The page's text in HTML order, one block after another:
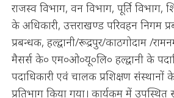
राजस्व विभाग, वन विभाग, पूर्ति विभाग,
के अधिकारी, उत्तराखण्ड परिवहन निगम
प्रबन्धक, हल्द्वानी/रूद्रपुर/काठगोदाम /
मैसर्स के० एम०ओ०यू०लि० हल्द्वानी के
पदाधिकारी एवं चालक प्रशिक्षण संस्थानों के
प्रतिभाग किया गया। कार्यकम में उपस्थित